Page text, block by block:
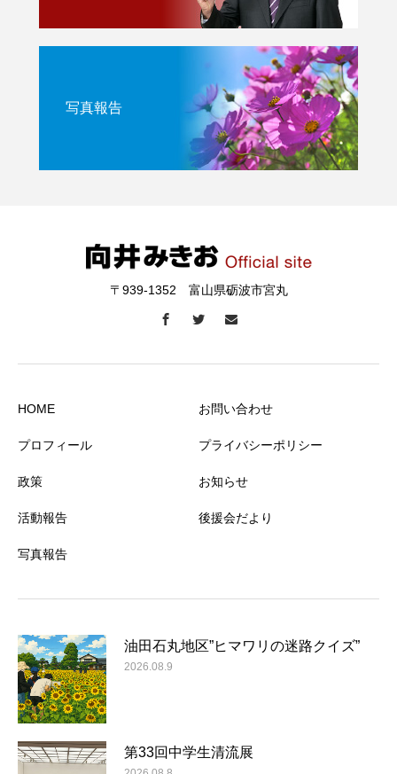
写真報告
〒939-1352 富山県砺波市宮丸
HOME
プロフィール
政策
活動報告
写真報告
お問い合わせ
プライバシーポリシー
お知らせ
後援会だより
油田石丸地区”ヒマワリの迷路クイズ”
2026.08.9
第33回中学生清流展